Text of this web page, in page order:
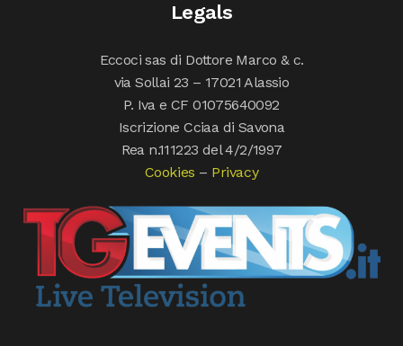
Legals
Eccoci sas di Dottore Marco & c.
via Sollai 23 – 17021 Alassio
P. Iva e CF 01075640092
Iscrizione Cciaa di Savona
Rea n.111223 del 4/2/1997
Cookies – Privacy